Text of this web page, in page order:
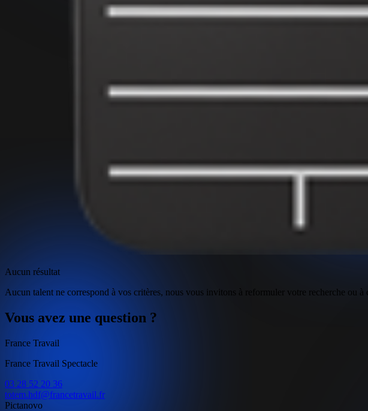
Aucun résultat
Aucun talent ne correspond à vos critères, nous vous invitons à reformuler votre recherche ou
Vous avez une question ?
France Travail
France Travail Spectacle
03 28 52 20 36
totem.hdf@francetravail.fr
Pictanovo